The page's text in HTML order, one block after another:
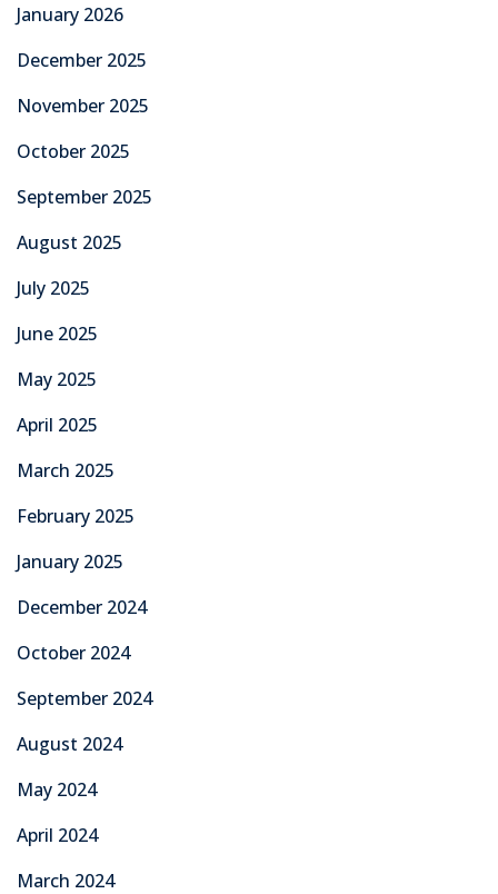
January 2026
December 2025
November 2025
October 2025
September 2025
August 2025
July 2025
June 2025
May 2025
April 2025
March 2025
February 2025
January 2025
December 2024
October 2024
September 2024
August 2024
May 2024
April 2024
March 2024